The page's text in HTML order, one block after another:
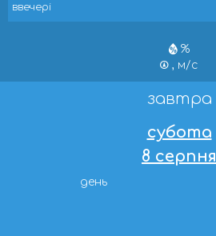
ввечері
%
, м/с
завтра
субота
8 серпня
день